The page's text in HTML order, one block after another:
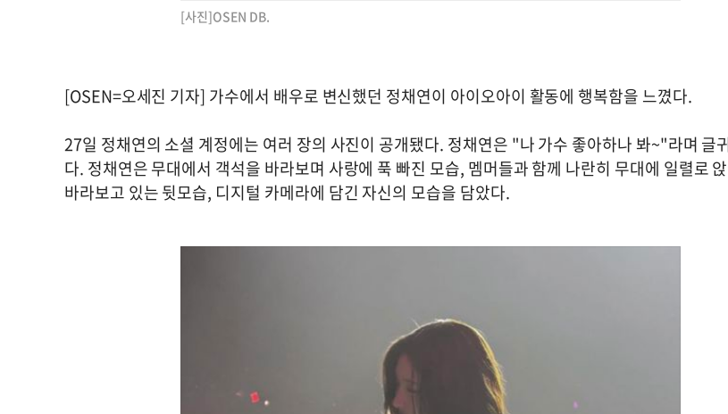
[사진]OSEN DB.
[OSEN=오세진 기자] 가수에서 배우로 변신했던 정채연이 아이오아이 활동에 행복함을 느꼈다.
27일 정채연의 소셜 계정에는 여러 장의 사진이 공개됐다. 정채연은 "나 가수 좋아하나 봐~"라며 글
다. 정채연은 무대에서 객석을 바라보며 사랑에 푹 빠진 모습, 멤머들과 함께 나란히 무대에 일렬로
바라보고 있는 뒷모습, 디지털 카메라에 담긴 자신의 모습을 담았다.